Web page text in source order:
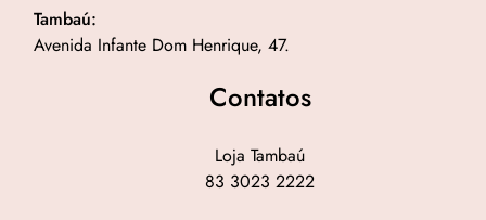
Tambaú:
Avenida Infante Dom Henrique, 47.
Contatos
Loja Tambaú
83 3023 2222